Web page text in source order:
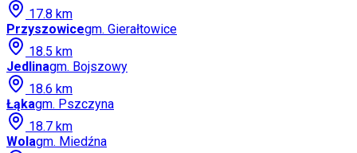
17.8 km
Przyszowicegm. Gierałtowice
18.5 km
Jedlinagm. Bojszowy
18.6 km
Łąkagm. Pszczyna
18.7 km
Wolagm. Miedźna